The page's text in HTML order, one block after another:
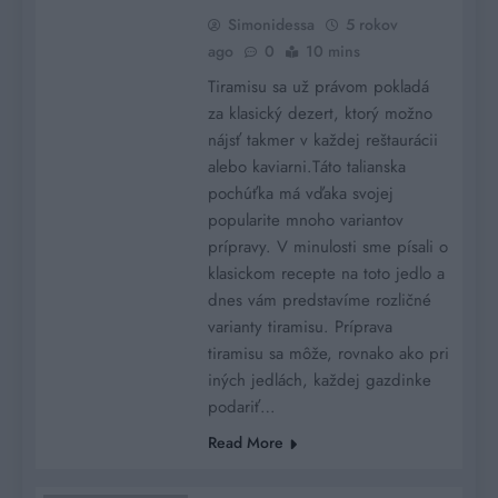
Simonidessa
5 rokov
ago
0 10 mins
Tiramisu sa už právom pokladá
za klasický dezert, ktorý možno
nájsť takmer v každej reštaurácii
alebo kaviarni.Táto talianska
pochúťka má vďaka svojej
popularite mnoho variantov
prípravy. V minulosti sme písali o
klasickom recepte na toto jedlo a
dnes vám predstavíme rozličné
varianty tiramisu. Príprava
tiramisu sa môže, rovnako ako pri
iných jedlách, každej gazdinke
podariť…
Read More